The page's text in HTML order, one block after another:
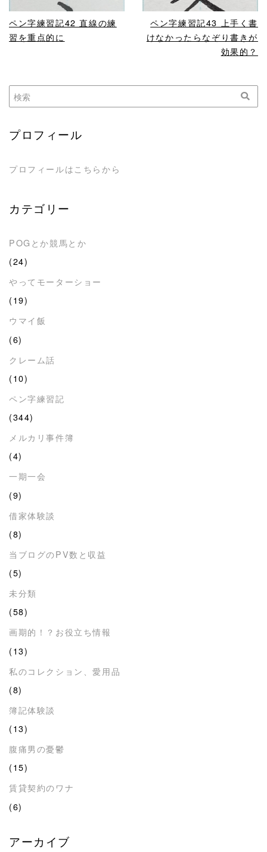
ペン字練習記42 直線の練
習を重点的に
ペン字練習記43 上手く書
けなかったらなぞり書きが
効果的？
プロフィール
プロフィールはこちらから
カテゴリー
POGとか競馬とか
(24)
やってモーターショー
(19)
ウマイ飯
(6)
クレーム話
(10)
ペン字練習記
(344)
メルカリ事件簿
(4)
一期一会
(9)
借家体験談
(8)
当ブログのPV数と収益
(5)
未分類
(58)
画期的！？お役立ち情報
(13)
私のコレクション、愛用品
(8)
簿記体験談
(13)
腹痛男の憂鬱
(15)
賃貸契約のワナ
(6)
アーカイブ